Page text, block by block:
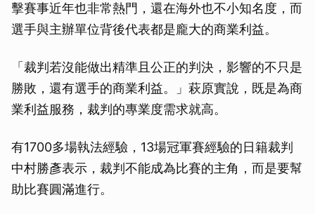
擊賽事近年也非常熱門，還在海外也不小知名度，而
選手與主辦單位背後代表都是龐大的商業利益。
「裁判若沒能做出精準且公正的判決，影響的不只是
勝敗，還有選手的商業利益。」萩原實說，既是為商
業利益服務，裁判的專業度需求就高。
有1700多場執法經驗，13場冠軍賽經驗的日籍裁判
中村勝彥表示，裁判不能成為比賽的主角，而是要幫
助比賽圓滿進行。